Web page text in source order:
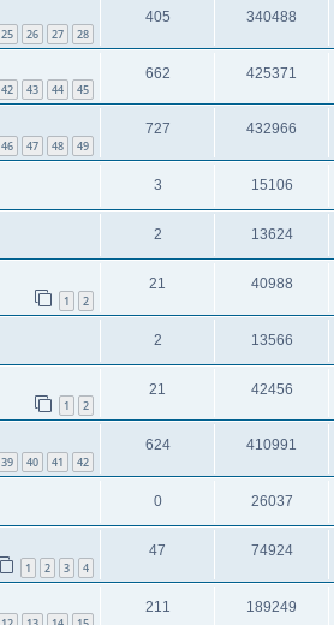
25 26 27 28
405 340488
42 43 44 45
662 425371
46 47 48 49
727 432966
3 15106
2 13624
1 2
21 40988
2 13566
1 2
21 42456
39 40 41 42
624 410991
0 26037
1 2 3 4
47 74924
211 189249